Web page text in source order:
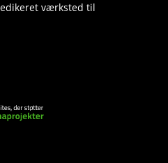
værksted til